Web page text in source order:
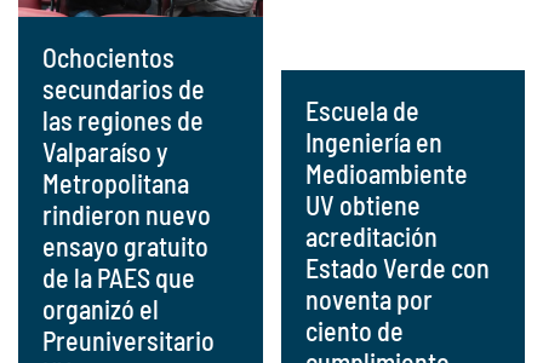
Ochocientos
secundarios de
las regiones de
Valparaíso y
Metropolitana
rindieron nuevo
ensayo gratuito
de la PAES que
organizó el
Preuniversitario
Escuela de
Ingeniería en
Medioambiente
UV obtiene
acreditación
Estado Verde con
noventa por
ciento de